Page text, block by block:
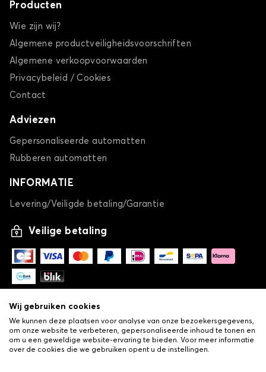
Producten
Wie zijn wij?
Algemene productveiligheidsvoorschriften
Algemene verkoopvoorwaarden
Privacybeleid / Cookies
Contact
Adviezen
Gepersonaliseerde automatten
Rubberen automatten
INFORMATIE
Levering/Veiligde betaling/Garantie
Veilige betaling
Wij gebruiken cookies
We kunnen deze plaatsen voor analyse van onze bezoekersgegevens,
om onze website te verbeteren, gepersonaliseerde inhoud te tonen en
om u een geweldige website-ervaring te bieden. Voor meer informatie
over de cookies die we gebruiken opent u de instellingen.